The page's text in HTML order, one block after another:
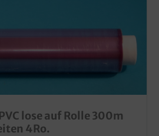
lose auf Rolle 300m
4Ro.